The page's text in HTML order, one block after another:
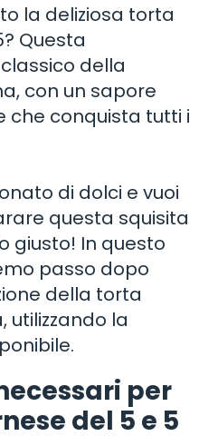
la deliziosa torta
Questa
della
con un sapore
che conquista tutti i
di dolci e vuoi
questa squisita
giusto! In questo
passo dopo
della torta
utilizzando la
per
del 5 e 5